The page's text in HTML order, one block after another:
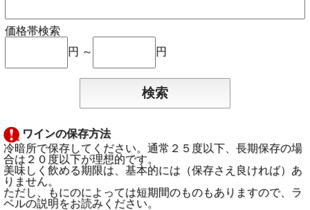
価格帯検索
円 ～
円
ワインの保存方法
冷暗所で保存してください。通常２５度以下、長期保存の場
合は２０度以下が理想的です。
美味しく飲める期限は、基本的には（保存さえ良ければ）あ
りません。
ただし、もにのによっては短期間のものもありますので、ラ
ベルの説明をお読みください。